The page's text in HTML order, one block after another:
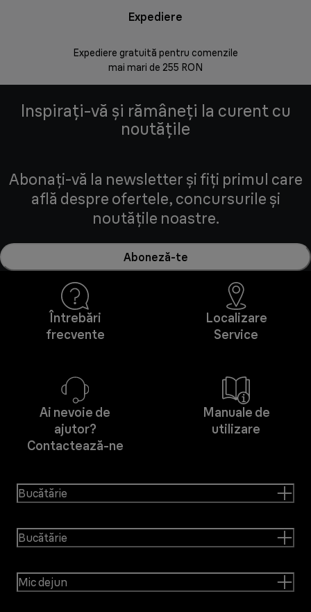
Expediere
Expediere gratuită pentru comenzile
mai mari de 255 RON
Inspirați-vă și rămâneți la curent cu
noutățile
Abonați-vă la newsletter și fiți primul care
află despre ofertele, concursurile și
noutățile noastre.
Aboneză-te
Întrebări
frecvente
Localizare
Service
Ai nevoie de
ajutor?
Contactează-ne
Manuale de
utilizare
Bucătărie
Bucătărie
Mic dejun